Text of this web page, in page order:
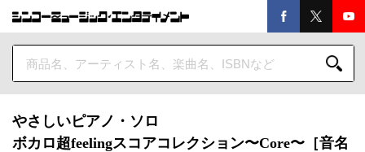
やさしいピアノ・ソロ
ボカロ超feelingスコアコレクション〜Core〜［音名